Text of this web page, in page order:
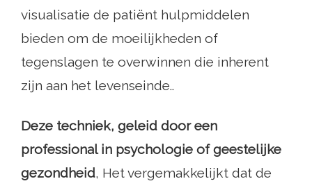
visualisatie de patiënt hulpmiddelen
bieden om de moeilijkheden of
tegenslagen te overwinnen die inherent
zijn aan het levenseinde..
Deze techniek, geleid door een
professional in psychologie of geestelijke
gezondheid, Het vergemakkelijkt dat de